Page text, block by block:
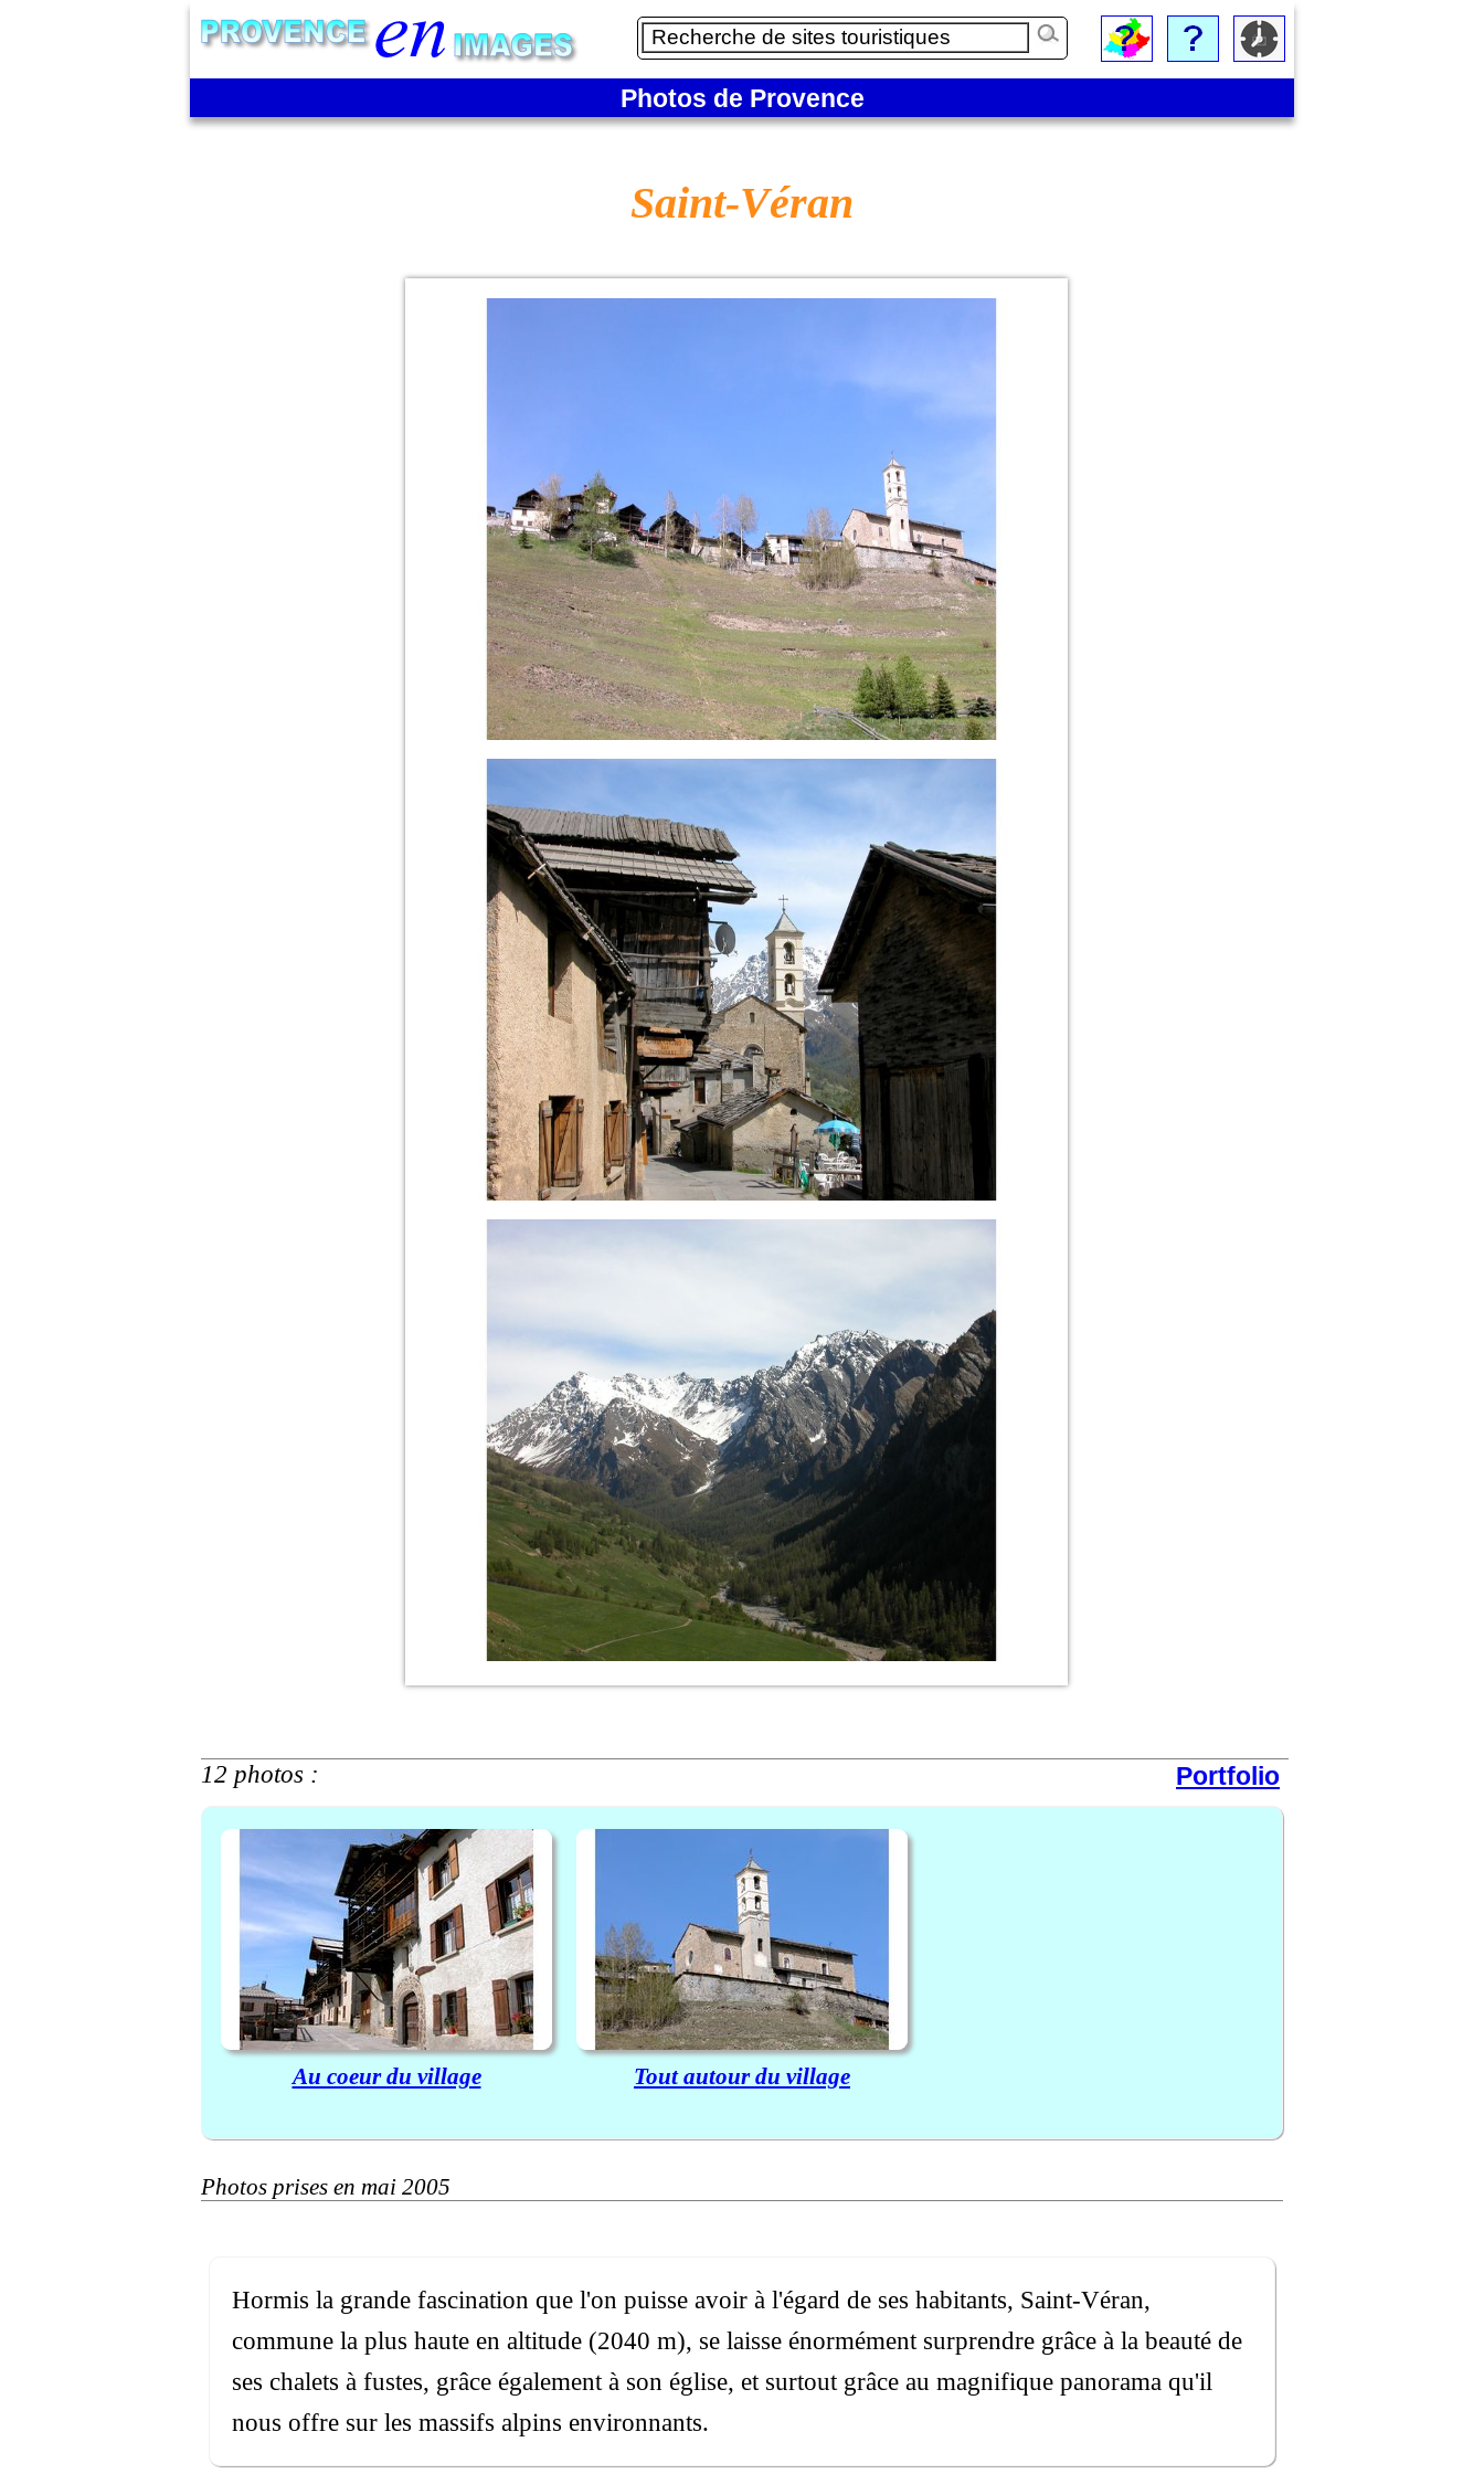
Photos de Provence
Saint-Véran
12 photos : Portfolio
Au coeur du village Tout autour du village
Photos prises en mai 2005
Hormis la grande fascination que l'on puisse avoir à l'égard de ses habitants, Saint-Véran,
commune la plus haute en altitude (2040 m), se laisse énormément surprendre grâce à la beauté de
ses chalets à fustes, grâce également à son église, et surtout grâce au magnifique panorama qu'il
nous offre sur les massifs alpins environnants.